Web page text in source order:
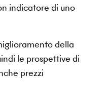
indicatore di uno
della
le prospettive di
prezzi